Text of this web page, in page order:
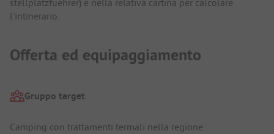
stellplatzfuehrer) e nella relativa cartina per calcolare
l'intinerario.
Offerta ed equipaggiamento
Gruppo target
Camping con trattamenti termali nella regione